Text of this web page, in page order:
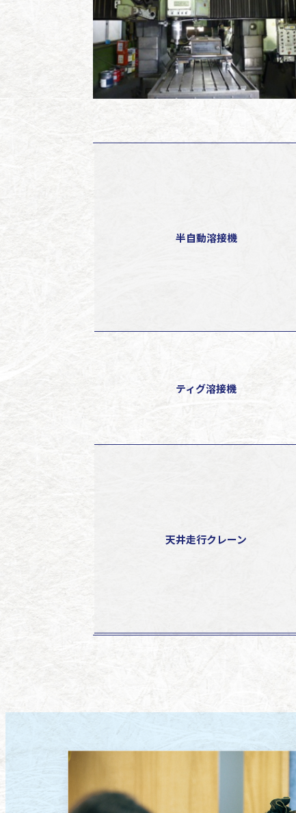
半自動溶接機
ティグ溶接機
天井走行クレーン